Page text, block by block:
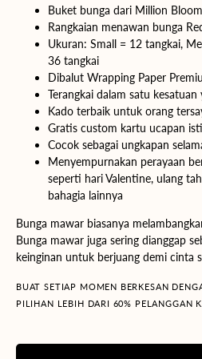
Buket bunga dari Million Bloom
Rangkaian menawan bunga
Ukuran: Small = 12 tangkai,
36 tangkai
Dibalut Wrapping Paper
Terangkai dalam satu kesatuan
Kado terbaik untuk orang
Gratis custom kartu ucapan
Cocok sebagai ungkapan
Menyempurnakan perayaan
seperti hari Valentine, ulang
bahagia lainnya
Bunga mawar biasanya
Bunga mawar juga sering dianggap
keinginan untuk berjuang demi cinta
BUAT SETIAP MOMEN BERKESAN
PILIHAN LEBIH DARI 60% PELANGGAN